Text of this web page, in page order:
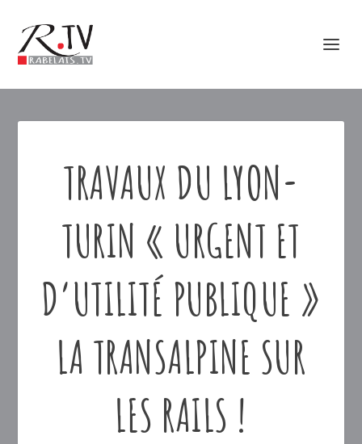
TRAVAUX DU LYON-
TURIN « URGENT ET
D’UTILITÉ PUBLIQUE »
LA TRANSALPINE SUR
LES RAILS !